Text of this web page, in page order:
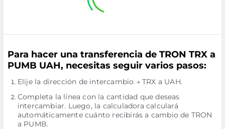
Para hacer una transferencia de TRON TRX a
PUMB UAH, necesitas seguir varios pasos:
Elije la dirección de intercambio → TRX a UAH.
Completa la línea con la cantidad que deseas
intercambiar. Luego, la calculadora calculará
automáticamente cuánto recibirás a cambio de TRON
a PUMB.